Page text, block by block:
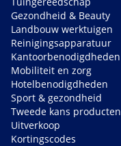
Gezondheid & Beauty
Landbouw werktuigen
Reinigingsapparatuur
Kantoorbenodigdheden
Mobiliteit en zorg
Hotelbenodigdheden
Sport & gezondheid
Tweede kans producten
Uitverkoop
Kortingscodes